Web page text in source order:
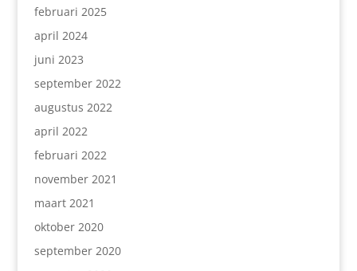
februari 2025
april 2024
juni 2023
september 2022
augustus 2022
april 2022
februari 2022
november 2021
maart 2021
oktober 2020
september 2020